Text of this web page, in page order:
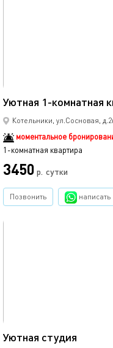
Уютная 1-комнатная
Котельники, ул.Сосновая,
моментальное
1-комнатная квартира
3450 р. сутки
Позвонить написать
Уютная студия